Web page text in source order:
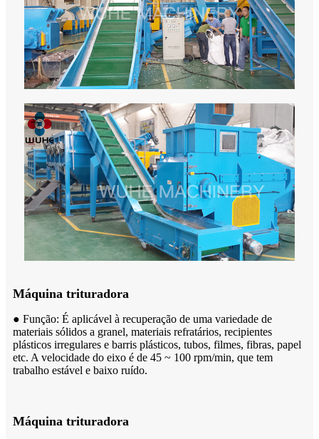
Máquina trituradora
● Função: É aplicável à recuperação de uma variedade de
materiais sólidos a granel, materiais refratários, recipientes
plásticos irregulares e barris plásticos, tubos, filmes, fibras, papel
etc. A velocidade do eixo é de 45 ~ 100 rpm/min, que tem
trabalho estável e baixo ruído.
Máquina trituradora